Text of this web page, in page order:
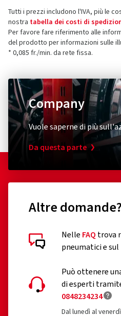
Tutti i prezzi includono l'IVA, più le
nostra tabella dei costi di
Per favore fare riferimento alle
del prodotto per informazioni sulle
* 0,085 fr./min. da rete fissa.
Company
Vuole saperne di più
Da questa parte
Altre domande?
Nelle FAQ trova
pneumatici e
Può ottenere
di esperti
0848234234
Dal lunedì al